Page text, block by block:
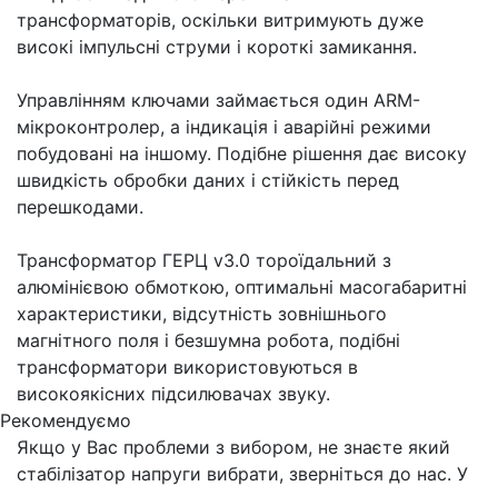
трансформаторів, оскільки витримують дуже
високі імпульсні струми і короткі замикання.
Управлінням ключами займається один ARM-
мікроконтролер, а індикація і аварійні режими
побудовані на іншому. Подібне рішення дає високу
швидкість обробки даних і стійкість перед
перешкодами.
Трансформатор ГЕРЦ v3.0 тороїдальний з
алюмінієвою обмоткою, оптимальні масогабаритні
характеристики, відсутність зовнішнього
магнітного поля і безшумна робота, подібні
трансформатори використовуються в
високоякісних підсилювачах звуку.
Рекомендуємо
Якщо у Вас проблеми з вибором, не знаєте який
стабілізатор напруги вибрати, зверніться до нас. У